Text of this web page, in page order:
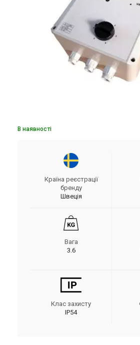
В наявності
Країна реєстрації
бренду
Швеція
Вага
3.6
Клас захисту
IP54